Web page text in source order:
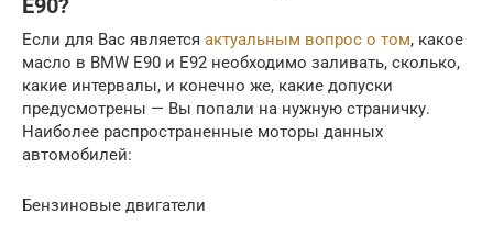
E90?
Если для Вас является актуальным вопрос о том, какое
масло в BMW E90 и E92 необходимо заливать, сколько,
какие интервалы, и конечно же, какие допуски
предусмотрены — Вы попали на нужную страничку.
Наиболее распространенные моторы данных
автомобилей:
Бензиновые двигатели